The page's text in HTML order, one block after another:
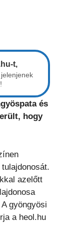
t,
és
hogy
azelőtt
gyöngyösi
a heol.hu